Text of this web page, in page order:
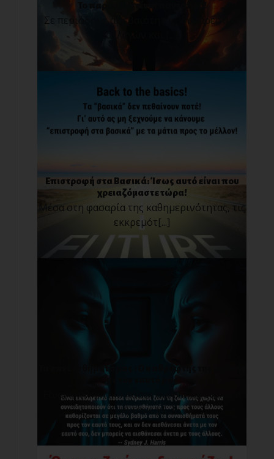
Το παρόν δεν είναι παντοτινό!
Σε περιόδους αβεβαιότητας, δυσάρεστων
Επιστροφή στα Βασικά: Ίσως αυτό είναι που
χρειαζόμαστε τώρα!
Μέσα στη φασαρία της καθημερινότητας, τις
εκκρεμότ[...]
Τα συναισθήματά μας : O καθρέφτης της σχέσης
Είναι εκπληκτικό πόσοι άνθρωποι ζουν τη
ζωή τους χ[...]